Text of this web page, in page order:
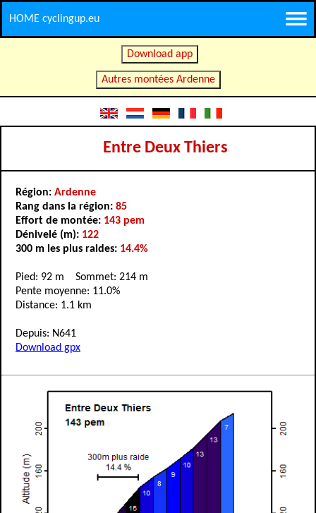
HOME cyclingup.eu
Download app
Autres montées Ardenne
Entre Deux Thiers
Région: Ardenne
Rang dans la région: 85
Effort de montée: 143 pem
Dénivelé (m): 122
300 m les plus raides: 14.4%
Pied: 92 m Sommet: 214 m
Pente moyenne: 11.0%
Distance: 1.1 km
Depuis: N641
Download gpx